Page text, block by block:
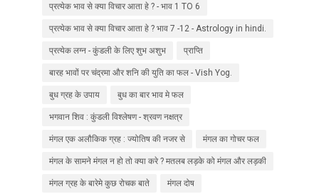
प्रत्येक भाव से क्या विचार आता हे ? - भाव 1 TO 6
प्रत्येक भाव से क्या विचार आता हे ? भाव 7 -12 - Astrology in hindi.
प्रत्येक लग्न - कुंडली के लिए शुभ अशुभ प्राप्ति
बारह भावों पर चंद्रमा और शनि की युति का फल - Vish Yog.
बुध ग्रह के उपाय बुध का बार भाव मे फल
भगवान शिव : कुंडली विश्लेषण - श्रवण नक्षत्र
मंगल एक अलौकिक ग्रह : ज्योतिष की नजर से मंगल का गोचर फल
मंगल के सामने मंगल न हो तो क्या करे ? मतलब लड़के को मंगल और लड़की
को नहीं ?
मंगल ग्रह के बारेमे कुछ रोचक बाते मंगल दोष